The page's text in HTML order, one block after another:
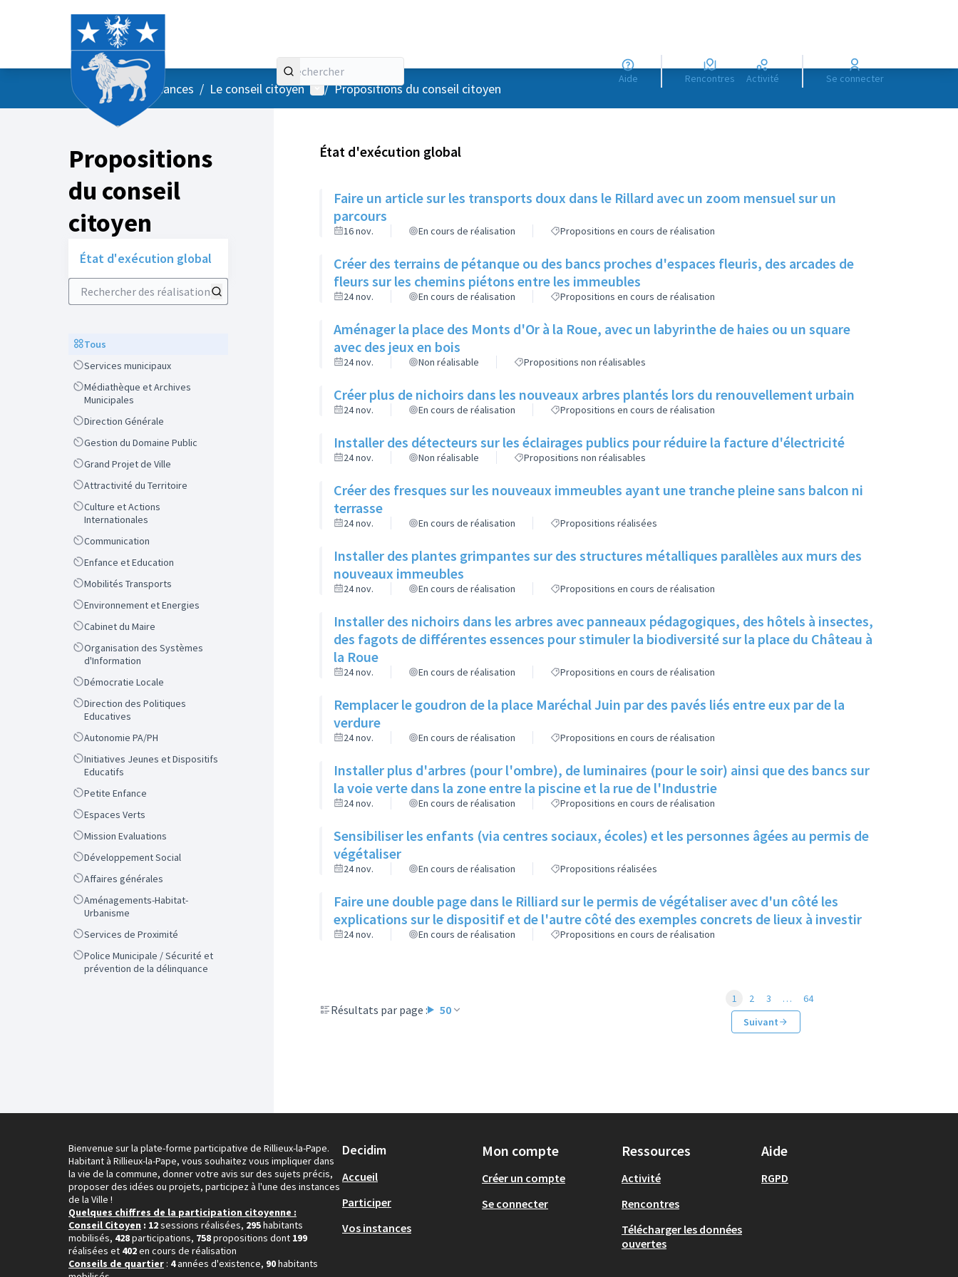
Aide Rencontres Activité Se connecter
AccueilMenu principal
/ Vos instances / Le conseil citoyen Menu utilisateur
/ Propositions du conseil citoyen
Propositions
du conseil
citoyen
État d'exécution global
Rechercher des réalisations
ScopeTous
ScopeServices municipaux
Scope
Médiathèque et Archives
Municipales
ScopeDirection Générale
ScopeGestion du Domaine Public
ScopeGrand Projet de Ville
ScopeAttractivité du Territoire
Scope
Culture et Actions
Internationales
ScopeCommunication
ScopeEnfance et Education
ScopeMobilités Transports
ScopeEnvironnement et Energies
ScopeCabinet du Maire
Scope
Organisation des Systèmes
d'Information
ScopeDémocratie Locale
Scope
Direction des Politiques
Educatives
ScopeAutonomie PA/PH
Scope
Initiatives Jeunes et Dispositifs
Educatifs
ScopePetite Enfance
ScopeEspaces Verts
ScopeMission Evaluations
ScopeDéveloppement Social
ScopeAffaires générales
Scope
Aménagements-Habitat-
Urbanisme
ScopeServices de Proximité
Scope
Police Municipale / Sécurité et
prévention de la délinquance
État d'exécution global
Faire un article sur les transports doux dans le Rillard avec un zoom mensuel sur un
parcours
16 nov. En cours de réalisation Propositions en cours de réalisation
Créer des terrains de pétanque ou des bancs proches d'espaces fleuris, des arcades de
fleurs sur les chemins piétons entre les immeubles
24 nov. En cours de réalisation Propositions en cours de réalisation
Aménager la place des Monts d'Or à la Roue, avec un labyrinthe de haies ou un square
avec des jeux en bois
24 nov. Non réalisable Propositions non réalisables
Créer plus de nichoirs dans les nouveaux arbres plantés lors du renouvellement urbain
24 nov. En cours de réalisation Propositions en cours de réalisation
Installer des détecteurs sur les éclairages publics pour réduire la facture d'électricité
24 nov. Non réalisable Propositions non réalisables
Créer des fresques sur les nouveaux immeubles ayant une tranche pleine sans balcon ni
terrasse
24 nov. En cours de réalisation Propositions réalisées
Installer des plantes grimpantes sur des structures métalliques parallèles aux murs des
nouveaux immeubles
24 nov. En cours de réalisation Propositions en cours de réalisation
Installer des nichoirs dans les arbres avec panneaux pédagogiques, des hôtels à insectes,
des fagots de différentes essences pour stimuler la biodiversité sur la place du Château à
la Roue
24 nov. En cours de réalisation Propositions en cours de réalisation
Remplacer le goudron de la place Maréchal Juin par des pavés liés entre eux par de la
verdure
24 nov. En cours de réalisation Propositions en cours de réalisation
Installer plus d'arbres (pour l'ombre), de luminaires (pour le soir) ainsi que des bancs sur
la voie verte dans la zone entre la piscine et la rue de l'Industrie
24 nov. En cours de réalisation Propositions en cours de réalisation
Sensibiliser les enfants (via centres sociaux, écoles) et les personnes âgées au permis de
végétaliser
24 nov. En cours de réalisation Propositions réalisées
Faire une double page dans le Rilliard sur le permis de végétaliser avec d'un côté les
explications sur le dispositif et de l'autre côté des exemples concrets de lieux à investir
24 nov. En cours de réalisation Propositions en cours de réalisation
Résultats par page : 50
1 2 3 …
64
Suivant
Bienvenue sur la plate-forme participative de Rillieux-la-Pape.
Habitant à Rillieux-la-Pape, vous souhaitez vous impliquer dans
la vie de la commune, donner votre avis sur des sujets précis,
proposer des idées ou projets, participez à l'une des instances
de la Ville !
Quelques chiffres de la participation citoyenne :
Conseil Citoyen : 12sessions réalisées, 295habitants
mobilisés, 428participations, 758propositions dont 199
réalisées et 402en cours de réalisation
Conseils de quartier : 4années d'existence, 90habitants
Decidim
Accueil
Participer
Vos instances
Mon compte
Créer un compte
Se connecter
Ressources
Activité
Rencontres
Télécharger les données
ouvertes
Aide
RGPD